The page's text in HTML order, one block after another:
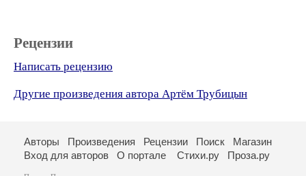
Рецензии
Написать рецензию
Другие произведения автора Артём Трубицын
Авторы Произведения Рецензии Поиск
Магазин
Вход для авторов
О портале Стихи.ру Проза.ру